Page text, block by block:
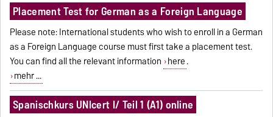
Placement Test for German as a Foreign Language
Please note: International students who wish to enroll in a German
as a Foreign Language course must first take a placement test.
You can find all the relevant information here.
mehr ...
Spanischkurs UNIcert I/ Teil 1 (A1) online